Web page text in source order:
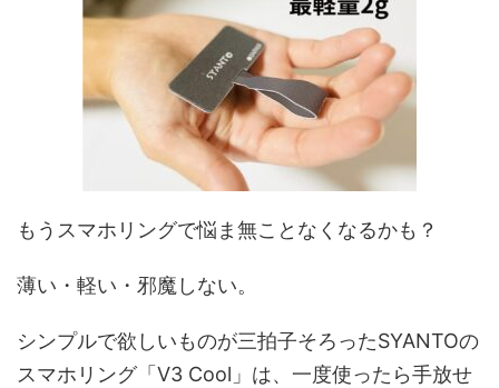
もうスマホリングで悩ま無ことなくなるかも？
薄い・軽い・邪魔しない。
シンプルで欲しいものが三拍子そろったSYANTOの
スマホリング「V3 Cool」は、一度使ったら手放せ